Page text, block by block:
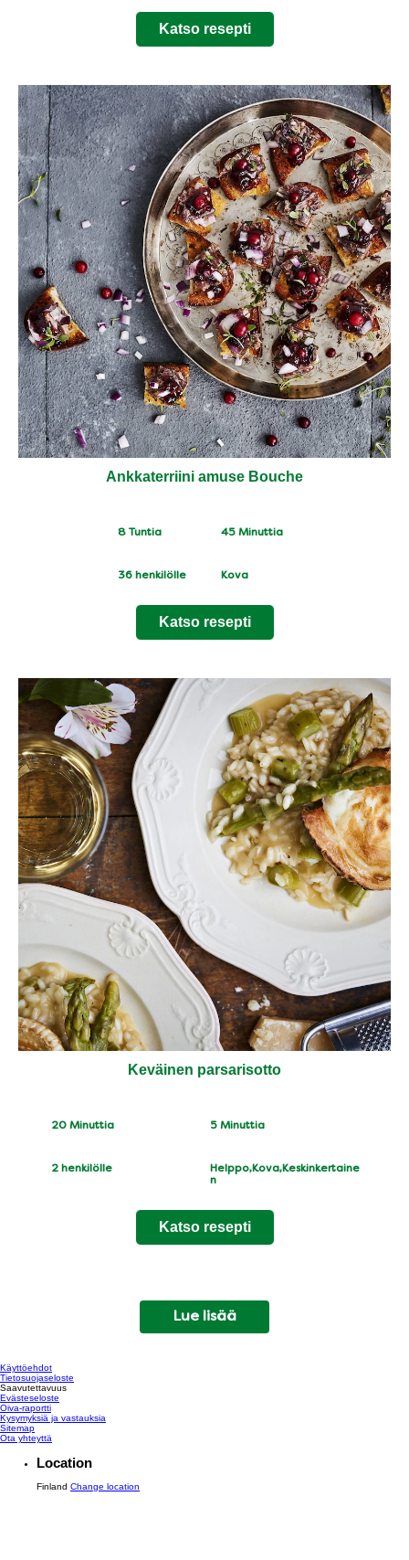
Katso resepti
Ankkaterriini amuse Bouche
CookingTime
8 Tuntia PreparationTime
45 Minuttia
Servings
36 henkilölle Difficulty
Kova
Katso resepti
Keväinen parsarisotto
CookingTime
20 Minuttia PreparationTime
5 Minuttia
Servings
2 henkilölle Difficulty
Helppo,Kova,Keskinkertaine
n
Katso resepti
Lue lisää
Käyttöehdot
Tietosuojaseloste
Saavutettavuus
Evästeseloste
Muokkaa asetuksia
Oiva-raportti
Sitemap